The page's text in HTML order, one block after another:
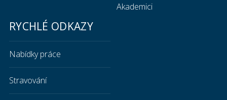
Akademici
RYCHLÉ ODKAZY
Nabídky práce
Stravování